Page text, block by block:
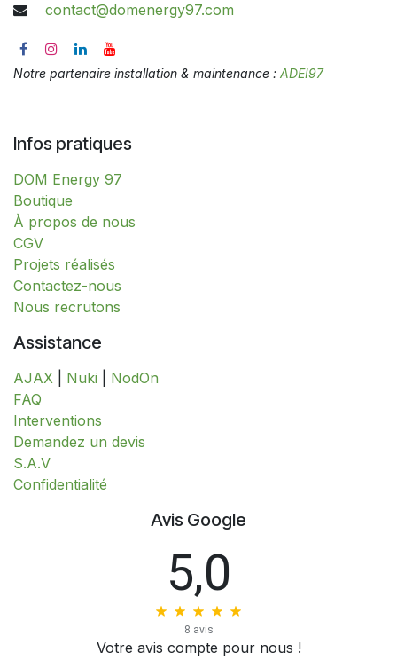
contact@domenergy97.com
Notre partenaire installation & maintenance : ADEI97
Infos pratiques
DOM Energy 97
​​​​​​​​​​​​​​​​​​​​​​​​​​​​​​​​​​​​​​​​​​​​​​​​​​​​​​​​​​​​​​​​​​​​​​​B​o​ut​i​q​u​e​
À propos de nous
CGV
Projets réalisés
Contactez-nous
Nous recrutons
Assistance
AJAX Nuki
NodOn
FAQ
Interventions
​​​​​​​​​​​​​​​​​​​​​​​​​D​​e​m​a​n​d​e​z​ ​u​n​ ​d​e​v​i​s
S.A.V
​​​​​​​​​​​​​​Confidentialité​​​​​​​​​​​​​​
Avis Google
5,0
8 avis
Votre avis compte pour nous !